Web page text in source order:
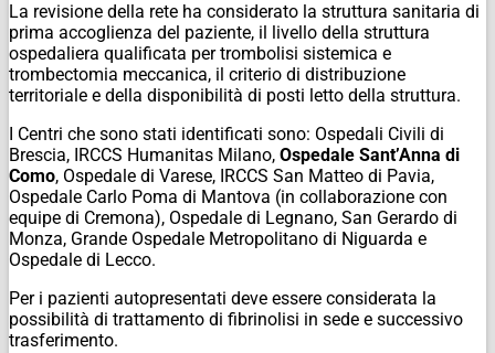
La revisione della rete ha considerato la struttura sanitaria di
prima accoglienza del paziente, il livello della struttura
ospedaliera qualificata per trombolisi sistemica e
trombectomia meccanica, il criterio di distribuzione
territoriale e della disponibilità di posti letto della struttura.
I Centri che sono stati identificati sono: Ospedali Civili di
Brescia, IRCCS Humanitas Milano, Ospedale Sant’Anna di
Como, Ospedale di Varese, IRCCS San Matteo di Pavia,
Ospedale Carlo Poma di Mantova (in collaborazione con
equipe di Cremona), Ospedale di Legnano, San Gerardo di
Monza, Grande Ospedale Metropolitano di Niguarda e
Ospedale di Lecco.
Per i pazienti autopresentati deve essere considerata la
possibilità di trattamento di fibrinolisi in sede e successivo
trasferimento.